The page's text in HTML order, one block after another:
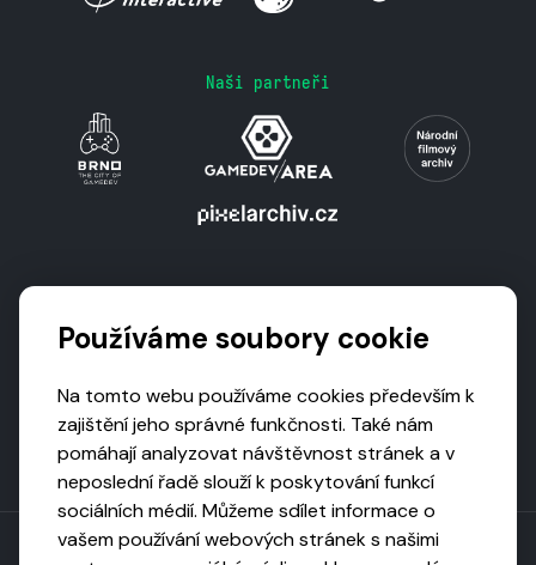
Naši partneři
Používáme soubory cookie
Na tomto webu používáme cookies především k
zajištění jeho správné funkčnosti. Také nám
pomáhají analyzovat návštěvnost stránek a v
neposlední řadě slouží k poskytování funkcí
sociálních médií. Můžeme sdílet informace o
vašem používání webových stránek s našimi